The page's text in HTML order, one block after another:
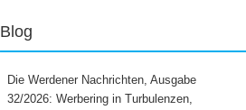
Blog
Die Werdener Nachrichten, Ausgabe
32/2026: Werbering in Turbulenzen,